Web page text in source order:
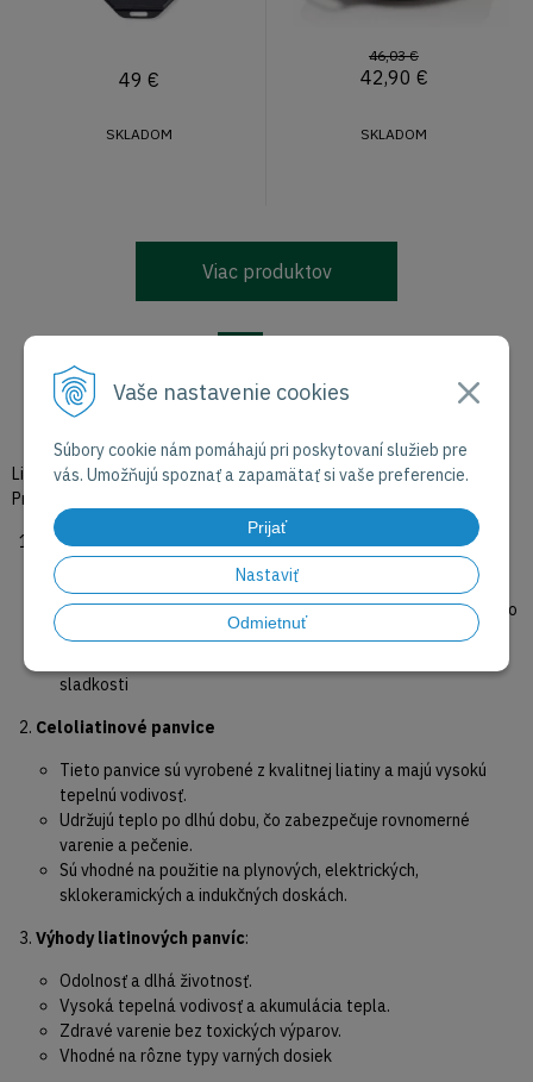
Vaše nastavenie cookies
Súbory cookie nám pomáhajú pri poskytovaní služieb pre
vás. Umožňujú spoznať a zapamätať si vaše preferencie.
Prijať
Nastaviť
Odmietnuť
49 €
SKLADOM
46,03 €
42,90 €
SKLADOM
Viac produktov
Produkty:1-30/42| Aktuálna strana:
Liatinové panvice majú mnoho výhod a sú obľúbené medzi kuchármi.
Prečo potrebujete liatinovú panvicu? Tu je zopár dóvodov:
Masívne liatinové panvice so hladkým alebo grilovacím -
vrúbkovaným povrchom
Tento typ panvíc je charakteristický tým, že jeho liatinové telo
je pripravené na najvyššie teploty priamo v ohni
sladkosti
Celoliatinové panvice
Tieto panvice sú vyrobené z kvalitnej liatiny a majú vysokú
tepelnú vodivosť.
Udržujú teplo po dlhú dobu, čo zabezpečuje rovnomerné
varenie a pečenie.
Sú vhodné na použitie na plynových, elektrických,
sklokeramických a indukčných doskách.
Výhody liatinových panvíc:
Odolnosť a dlhá životnosť.
Vysoká tepelná vodivosť a akumulácia tepla.
Zdravé varenie bez toxických výparov.
Vhodné na rôzne typy varných dosiek